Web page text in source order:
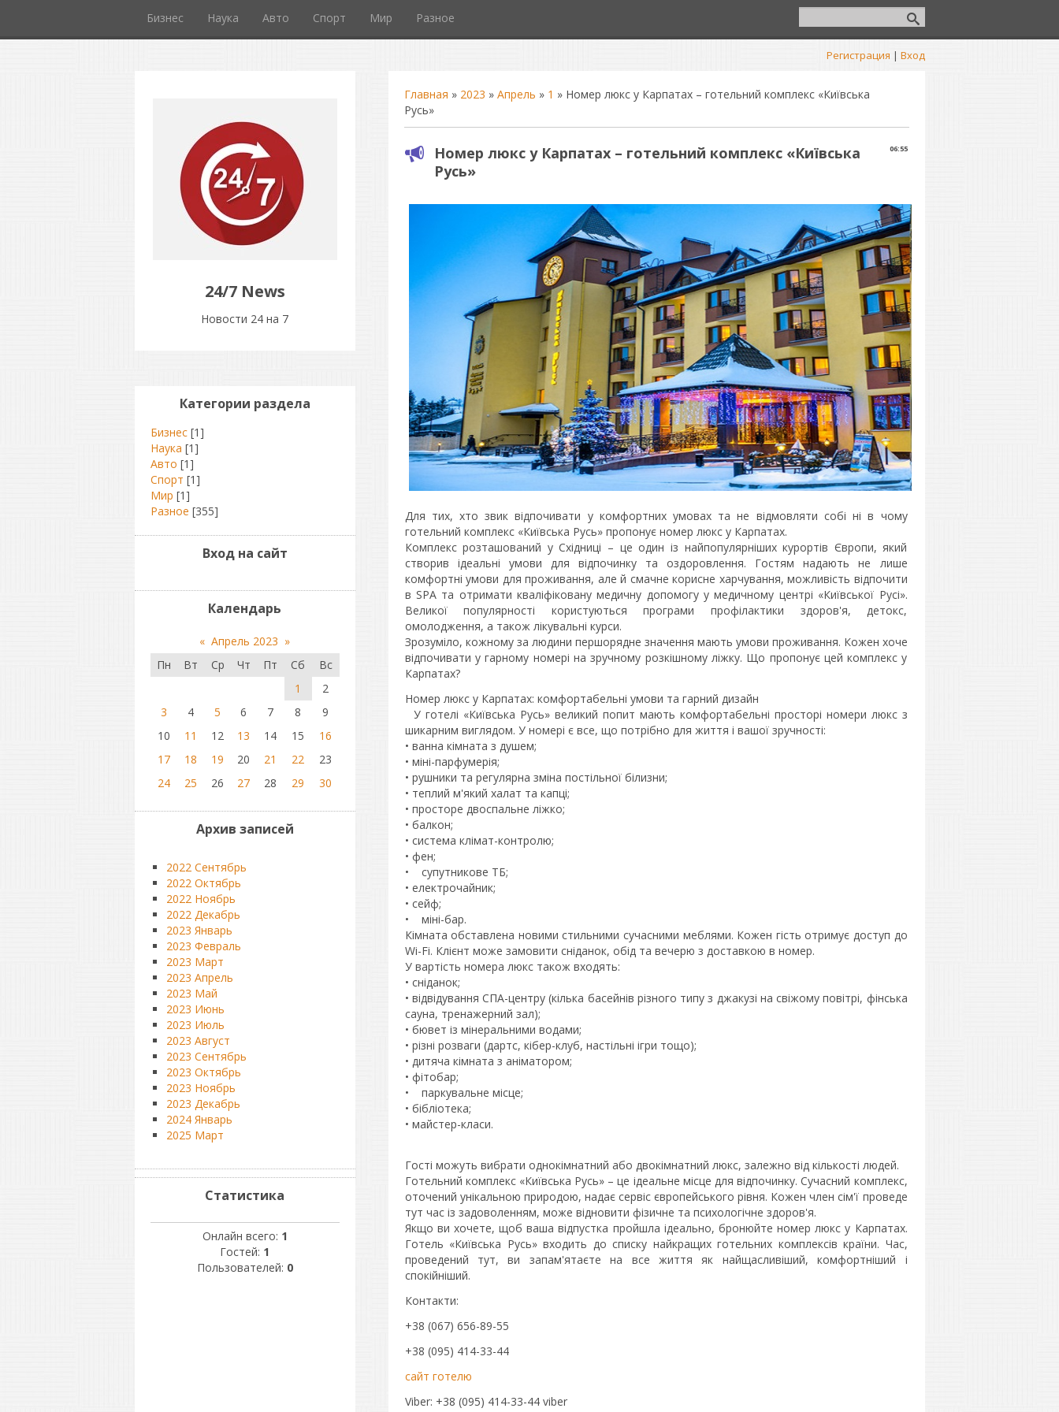
Бизнес Наука Авто Спорт Мир Разное
Регистрация | Вход
24/7 News
Новости 24 на 7
Главная » 2023 » Апрель » 1 » Номер люкс у Карпатах – готельний комплекс «Київська
Русь»
06:55
Номер люкс у Карпатах – готельний комплекс «Київська
Русь»
Для тих, хто звик відпочивати у комфортних умовах та не відмовляти собі ні в чому
готельний комплекс «Київська Русь» пропонує номер люкс у Карпатах.
Комплекс розташований у Східниці – це один із найпопулярніших курортів Європи, який
створив ідеальні умови для відпочинку та оздоровлення. Гостям надають не лише
комфортні умови для проживання, але й смачне корисне харчування, можливість відпочити
в SPA та отримати кваліфіковану медичну допомогу у медичному центрі «Київської Русі».
Великої популярності користуються програми профілактики здоров'я, детокс,
омолодження, а також лікувальні курси.
Зрозуміло, кожному за людини першорядне значення мають умови проживання. Кожен хоче
відпочивати у гарному номері на зручному розкішному ліжку. Що пропонує цей комплекс у
Карпатах?
Номер люкс у Карпатах: комфортабельні умови та гарний дизайн
У готелі «Київська Русь» великий попит мають комфортабельні просторі номери люкс з
шикарним виглядом. У номері є все, що потрібно для життя і вашої зручності:
• ванна кімната з душем;
• міні-парфумерія;
• рушники та регулярна зміна постільної білизни;
• теплий м'який халат та капці;
• просторе двоспальне ліжко;
• балкон;
• система клімат-контролю;
• фен;
• супутникове ТБ;
• електрочайник;
• сейф;
• міні-бар.
Кімната обставлена новими стильними сучасними меблями. Кожен гість отримує доступ до
Wi-Fi. Клієнт може замовити сніданок, обід та вечерю з доставкою в номер.
У вартість номера люкс також входять:
• сніданок;
• відвідування СПА-центру (кілька басейнів різного типу з джакузі на свіжому повітрі, фінська
сауна, тренажерний зал);
• бювет із мінеральними водами;
• різні розваги (дартс, кібер-клуб, настільні ігри тощо);
• дитяча кімната з аніматором;
• фітобар;
• паркувальне місце;
• бібліотека;
• майстер-класи.
Гості можуть вибрати однокімнатний або двокімнатний люкс, залежно від кількості людей.
Готельний комплекс «Київська Русь» – це ідеальне місце для відпочинку. Сучасний комплекс,
оточений унікальною природою, надає сервіс європейського рівня. Кожен член сім'ї проведе
тут час із задоволенням, може відновити фізичне та психологічне здоров'я.
Якщо ви хочете, щоб ваша відпустка пройшла ідеально, бронюйте номер люкс у Карпатах.
Готель «Київська Русь» входить до списку найкращих готельних комплексів країни. Час,
проведений тут, ви запам'ятаєте на все життя як найщасливіший, комфортніший і
спокійніший.
Контакти:
+38 (067) 656-89-55
+38 (095) 414-33-44
сайт готелю
Viber: +38 (095) 414-33-44 viber
Категории раздела
Бизнес [1]
Наука [1]
Авто [1]
Спорт [1]
Мир [1]
Разное [355]
Вход на сайт
Календарь
« Апрель 2023 »
Пн
Вт Ср Чт Пт Сб
Вс
1
2
3
4 5 6 7 8
9
10
11 12 13 14 15
16
17
18 19 20 21 22
23
24
25 26 27 28 29 30
Архив записей
2022 Сентябрь
2022 Октябрь
2022 Ноябрь
2022 Декабрь
2023 Январь
2023 Февраль
2023 Март
2023 Апрель
2023 Май
2023 Июнь
2023 Июль
2023 Август
2023 Сентябрь
2023 Октябрь
2023 Ноябрь
2023 Декабрь
2024 Январь
2025 Март
Статистика
Онлайн всего: 1
Гостей: 1
Пользователей: 0